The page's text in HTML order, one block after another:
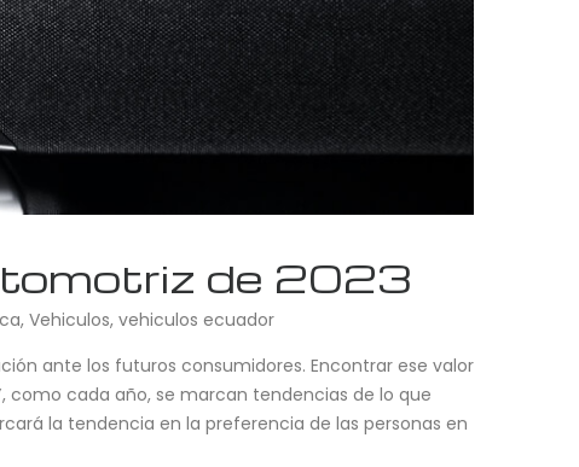
de 2023
, Vehiculos, vehiculos ecuador
ante los futuros consumidores. Encontrar ese valor
como cada año, se marcan tendencias de lo que
la tendencia en la preferencia de las personas en